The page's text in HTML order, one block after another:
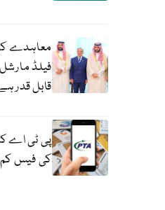
معاہدے
فیلڈ
قابل قدر
پی ٹی اے
کی فیس کم